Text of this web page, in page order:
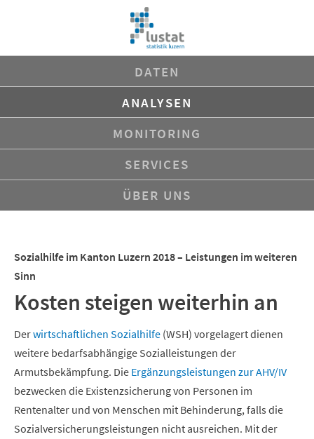
DATEN
ANALYSEN
MONITORING
SERVICES
ÜBER UNS
Sozialhilfe im Kanton Luzern 2018 – Leistungen im weiteren
Sinn
Kosten steigen weiterhin an
Derwirtschaftlichen Sozialhilfe (WSH) vorgelagert dienen
weitere bedarfsabhängige Sozialleistungen der
Armutsbekämpfung. Die Ergänzungsleistungen zur AHV/IV
bezwecken die Existenzsicherung von Personen im
Rentenalter und von Menschen mit Behinderung, falls die
Sozialversicherungsleistungen nicht ausreichen. Mit der